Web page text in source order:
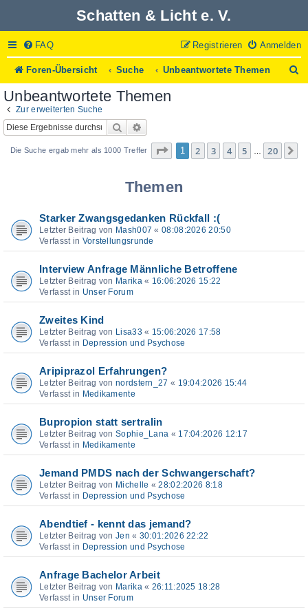
Schatten & Licht e. V.
FAQ Anmelden
Registrieren
Foren-Übersicht Suche Unbeantwortete Themen
u
Unbeantwortete Themen
Zur erweiterten Suche
Suche
Die Suche ergab mehr als 1000 Treffer Seite 1von 20
1 2 3 4 5 … 20
Themen
Starker Zwangsgedanken Rückfall :(
Letzter Beitrag von Mash007 «08:08:2026 20:50
Verfasst in Vorstellungsrunde
Interview Anfrage Männliche Betroffene
Letzter Beitrag von Marika« 16:06:2026 15:22
Verfasst in Unser Forum
Zweites Kind
Letzter Beitrag von Lisa33 « 15:06:2026 17:58
Verfasst in Depression und Psychose
Aripiprazol Erfahrungen?
Letzter Beitrag von nordstern_27 « 19:04:2026 15:44
Verfasst in Medikamente
Bupropion statt sertralin
Letzter Beitrag von Sophie_Lana « 17:04:2026 12:17
Verfasst in Medikamente
Jemand PMDS nach der Schwangerschaft?
Letzter Beitrag von Michelle «28:02:2026 8:18
Verfasst in Depression und Psychose
Abendtief - kennt das jemand?
Letzter Beitrag von Jen « 30:01:2026 22:22
Verfasst in Depression und Psychose
Anfrage Bachelor Arbeit
Letzter Beitrag von Marika« 26:11:2025 18:28
Verfasst in Unser Forum